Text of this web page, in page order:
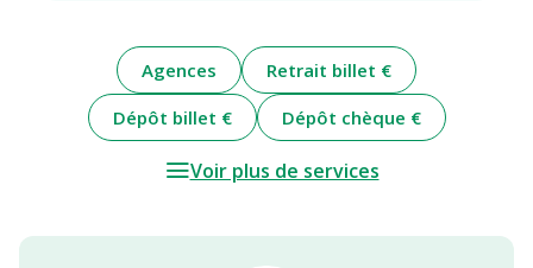
Agences
Retrait billet €
Dépôt billet €
Dépôt chèque €
Voir plus de services